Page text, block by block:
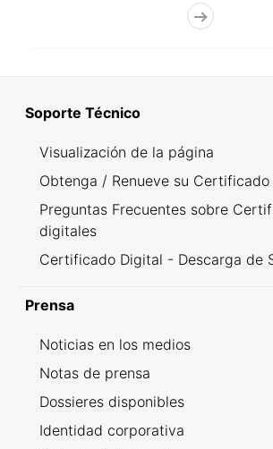
Soporte Técnico
Visualización de la página
Obtenga / Renueve su
Preguntas Frecuentes sobre
digitales
Certificado Digital - Descarga de
Prensa
Noticias en los medios
Notas de prensa
Dossieres disponibles
Identidad corporativa